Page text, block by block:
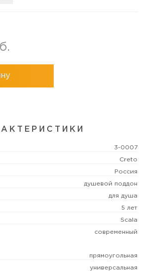
3-0007
Creto
Россия
душевой поддон
для душа
5 лет
Scala
современный
прямоугольная
универсальная